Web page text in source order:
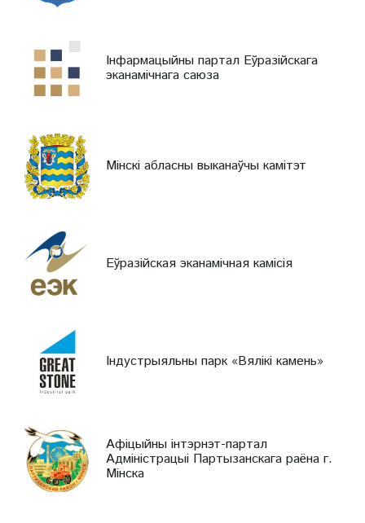
Інфармацыйны партал Еўразійскага
эканамічнага саюза
Мінскі абласны выканаўчы камітэт
Еўразійская эканамічная камісія
Індустрыяльны парк «Вялікі камень»
Афіцыйны інтэрнэт-партал
Адміністрацыі Партызанскага раёна г.
Мінска